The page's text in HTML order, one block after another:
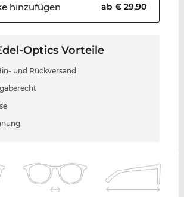
hinzufügen ab € 29,90
Optics Vorteile
und Rückversand